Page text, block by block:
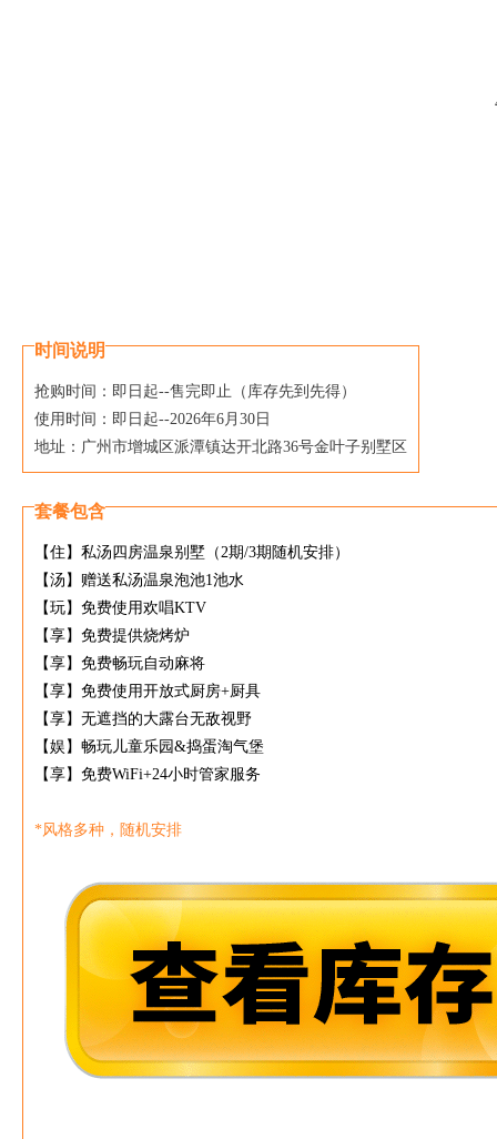
时间说明
抢购时间：即日起--售完即止（库存先到先得）
使用时间：即日起--2026年6月30日
地址：广州市增城区派潭镇达开北路36号金叶子别墅区
套餐包含
【住】私汤四房温泉别墅（2期/3期随机安排）
【汤】赠送私汤温泉泡池1池水
【玩】免费使用欢唱KTV
【享】免费提供烧烤炉
【享】免费畅玩自动麻将
【享】免费使用开放式厨房+厨具
【享】无遮挡的大露台无敌视野
【娱】畅玩儿童乐园&捣蛋淘气堡
【享】免费WiFi+24小时管家服务
*风格多种，随机安排